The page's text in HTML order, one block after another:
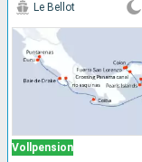
Vollpension
Le Bellot